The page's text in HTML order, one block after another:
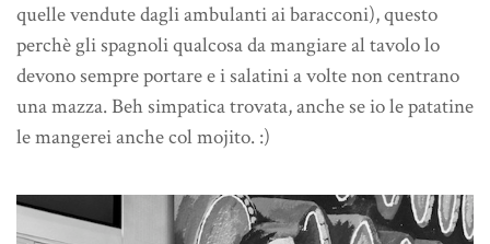
quelle vendute dagli ambulanti ai baracconi), questo
perchè gli spagnoli qualcosa da mangiare al tavolo lo
devono sempre portare e i salatini a volte non centrano
una mazza. Beh simpatica trovata, anche se io le patatine
le mangerei anche col mojito. :)